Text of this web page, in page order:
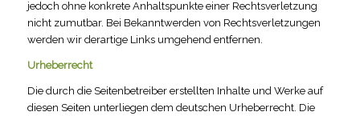
jedoch ohne konkrete Anhaltspunkte einer Rechtsverletzung
nicht zumutbar. Bei Bekanntwerden von Rechtsverletzungen
werden wir derartige Links umgehend entfernen.
Urheberrecht
Die durch die Seitenbetreiber erstellten Inhalte und Werke auf
diesen Seiten unterliegen dem deutschen Urheberrecht. Die